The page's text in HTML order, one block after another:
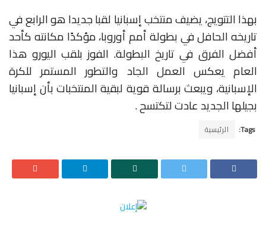
بهذا التتويج، يضيف منتخب إسبانيا لقبا جديدا هو الرابع في
تاريخه الحافل في بطولة أمم أوروبا، مؤكدًا مكانته كأحد
أفضل الفرق في تاريخ البطولة. الفوز بلقب اليورو هذا
العام يعكس العمل الجاد والتطور المستمر للكرة
الإسبانية، ويبعث برسالة قوية لبقية المنتخبات بأن إسبانيا
بجيلها الجديد عادت لتكتسح .
Tags: الرئيسية